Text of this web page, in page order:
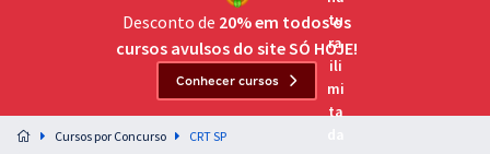
Acesso ilimitado a toda preparação para o Exame da
Preparação completa e intensiva para as principais
residências em saúde do Brasil
Desconto de 20% em todos os
cursos avulsos do site SÓ HOJE!
Conhecer cursos
Cursos por Concurso CRT SP